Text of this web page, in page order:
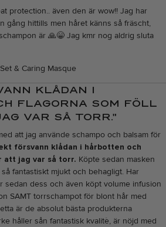
protection.. även den är wow!! Jag har
gång hittills men håret känns så fräscht,
är 🙏😁 Jag kmr nog aldrig sluta
& Caring Masque
KLÅDAN I
FLAGORNA SOM FÖLL
VAR SÅ TORR."
att jag använde schampo och balsam för
försvann klådan i hårbotten och
att jag var så torr. Köpte sedan masken
fantastiskt mjukt och behagligt. Har
sedan dess och även köpt volume infusion
SAMT torrschampot för blont hår med
är de absolut bästa produkterna
håller sån fantastisk kvalitè, är nöjd med